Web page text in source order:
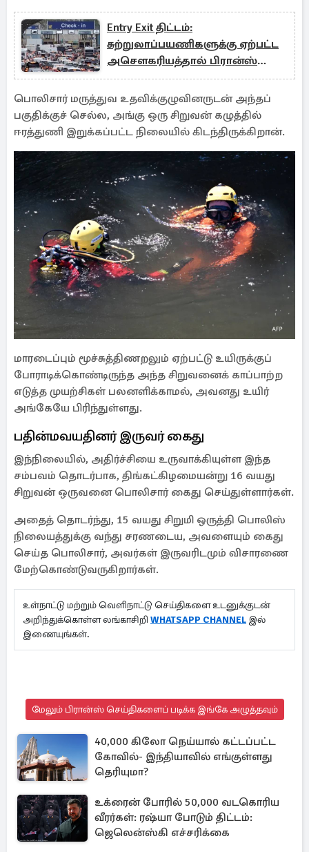
Entry Exit திட்டம்:
சுற்றுலாப்பயணிகளுக்கு ஏற்பட்ட
அசௌகரியத்தால் பிரான்ஸ்
எடுத்த நடவடிக்கை
பொலிசார் மருத்துவ உதவிக்குழுவினருடன் அந்தப்
பகுதிக்குச் செல்ல, அங்கு ஒரு சிறுவன் கழுத்தில்
ஈரத்துணி இறுக்கப்பட்ட நிலையில் கிடந்திருக்கிறான்.
மாரடைப்பும் மூச்சுத்திணறலும் ஏற்பட்டு உயிருக்குப்
போராடிக்கொண்டிருந்த அந்த சிறுவனைக் காப்பாற்ற
எடுத்த முயற்சிகள் பலனளிக்காமல், அவனது உயிர்
அங்கேயே பிரிந்துள்ளது.
பதின்மவயதினர் இருவர் கைது
இந்நிலையில், அதிர்ச்சியை உருவாக்கியுள்ள இந்த
சம்பவம் தொடர்பாக, திங்கட்கிழமையன்று 16 வயது
சிறுவன் ஒருவனை பொலிசார் கைது செய்துள்ளார்கள்.
அதைத் தொடர்ந்து, 15 வயது சிறுமி ஒருத்தி பொலிஸ்
நிலையத்துக்கு வந்து சரணடைய, அவளையும் கைது
செய்த பொலிசார், அவர்கள் இருவரிடமும் விசாரணை
மேற்கொண்டுவருகிறார்கள்.
உள்நாட்டு மற்றும் வெளிநாட்டு செய்திகளை உடனுக்குடன்
அறிந்துக்கொள்ள லங்காசிறி WHATSAPP CHANNEL இல்
இணையுங்கள்.
மேலும் பிரான்ஸ் செய்திகளைப் படிக்க இங்கே அழுத்தவும்
40,000 கிலோ நெய்யால் கட்டப்பட்ட
கோவில்- இந்தியாவில் எங்குள்ளது
தெரியுமா?
உக்ரைன் போரில் 50,000 வடகொரிய
வீரர்கள்: ரஷ்யா போடும் திட்டம்:
ஜெலென்ஸ்கி எச்சரிக்கை